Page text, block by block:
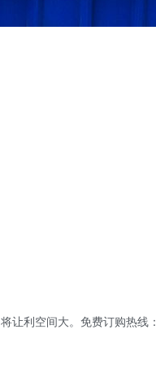
让利空间大。免费订购热线：